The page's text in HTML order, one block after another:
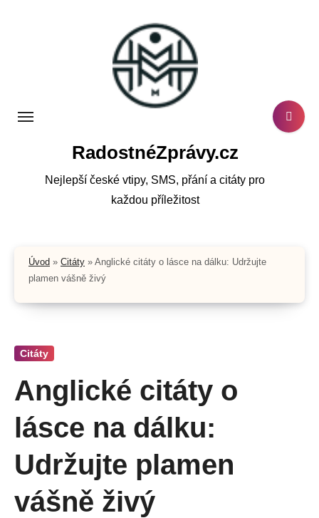
RadostnéZprávy.cz
Nejlepší české vtipy, SMS, přání a citáty pro
každou příležitost
Úvod » Citáty » Anglické citáty o lásce na dálku: Udržujte
plamen vášně živý
Citáty
Anglické citáty o
lásce na dálku:
Udržujte plamen
vášně živý